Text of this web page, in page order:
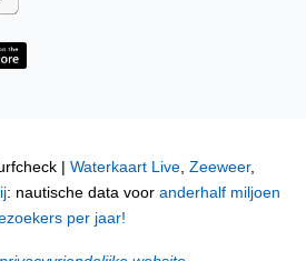
| Waterkaart Live, Zeeweer,
: nautische data voor anderhalf miljoen
per jaar!